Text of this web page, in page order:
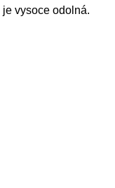
vysoce odolná.